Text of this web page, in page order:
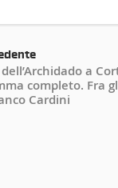
a
completo. Fra
Cardini